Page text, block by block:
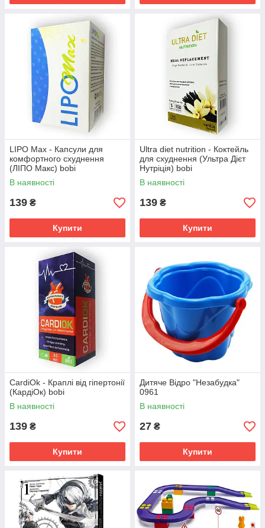
LIPO Max - Капсули для
комфортного схуднення
(ЛІПО Макс) bobi
В наявності
139 ₴
Купити
Ultra diet nutrition - Коктейль
для схуднення (Ультра Дієт
Нутріція) bobi
В наявності
139 ₴
Купити
CardiOk - Краплі від гіпертонії
(КардіОк) bobi
В наявності
139 ₴
Купити
Дитяче Відро "Незабудка"
0961
В наявності
27 ₴
Купити